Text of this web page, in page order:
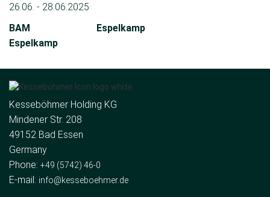
26.06. - 28.06.2025
BAM
Espelkamp
Espelkamp
Kesseböhmer Holding KG
Mindener Str. 208
49152 Bad Essen
Germany
Phone: +49 (5742) 46-0
E-mail: info@kesseboehmer.de